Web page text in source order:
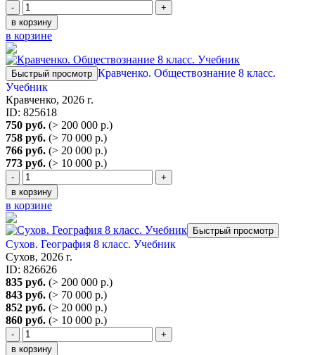
-
+
в корзину
в корзине
Быстрый просмотр Кравченко. Обществознание 8 класс.
Учебник
Кравченко, 2026 г.
ID: 825618
750 руб. (> 200 000 р.)
758 руб. (> 70 000 р.)
766 руб. (> 20 000 р.)
773 руб. (> 10 000 р.)
-
+
в корзину
в корзине
Быстрый просмотр
Сухов. География 8 класс. Учебник
Сухов, 2026 г.
ID: 826626
835 руб. (> 200 000 р.)
843 руб. (> 70 000 р.)
852 руб. (> 20 000 р.)
860 руб. (> 10 000 р.)
-
+
в корзину